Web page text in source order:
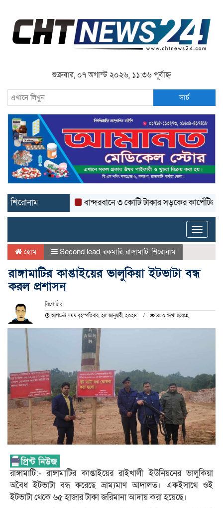
শুক্রবার, ০৭ অগাস্ট ২০২৬, ১১:৩৬ পূর্বাহ্ন
সার্চ
শিরোনাম বান্দরবানে ৩ কোটি টাকার সড়কের কার্পেটিং উঠে
Toggle
হোম Second lead,রকমারি,রাঙ্গামাটি,শিরোনাম
রাঙ্গামাটির কাপ্তাইয়ের ভালুকিয়া ইটভাটা বন্ধ
করল প্রশাসন
রিপোর্টার
আপডেট সময় বৃহস্পতিবার, ২৫ জানুয়ারী, ২০২৪ ৪৮০ দেখা হয়েছে
রাঙ্গামাটি:- রাঙ্গামাটির কাপ্তাইয়ের রাইখালী ইউনিয়নের ভালুকিয়া
অবৈধ ইটভাটা বন্ধ করেছে ভ্রাম্যমাণ আদালত। একইসাথে ওই
ইটভাটা থেকে ৬৫ হাজার টাকা জরিমানা আদায় করা হয়েছে।